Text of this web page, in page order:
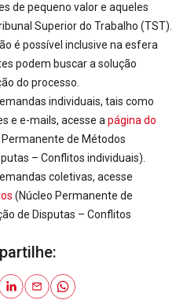
de pequeno valor e aqueles
Superior do Trabalho (TST).
é possível inclusive na esfera
podem buscar a solução
do processo.
individuais, tais como
e e-mails, acesse a página do
Permanente de Métodos
– Conflitos individuais).
coletivas, acesse
(Núcleo Permanente de
de Disputas – Conflitos